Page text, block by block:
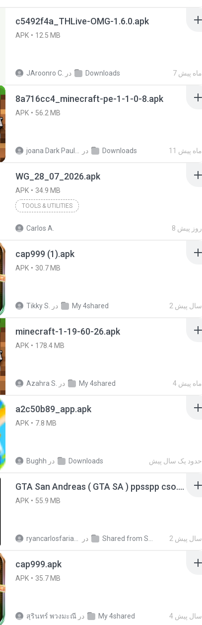
c5492f4a_THLive-OMG-1.6.0.apk
APK 12.5 MB
JAroonro C. در Downloads 7 ماه پیش
8a716cc4_minecraft-pe-1-1-0-8.apk
APK 56.2 MB
در Downloads 11 ماه پیش
WG_28_07_2026.apk
APK 34.9 MB
TOOLS & UTILITIES
Carlos A. 8 روز پیش
cap999 (1).apk
APK 30.7 MB
Tikky S. در My 4shared 2 سال پیش
minecraft-1-19-60-26.apk
APK 178.4 MB
Azahra S. در My 4shared 4 ماه پیش
a2c50b89_app.apk
APK 7.8 MB
Bughh در Downloads حدود یک سال پیش
GTA San Andreas ( GTA SA ) ppsspp cso.apk
APK 55.9 MB
در 2 سال پیش
cap999.apk
APK 35.7 MB
สุรินทร์ พวงมะณี در My 4shared 4 سال پیش